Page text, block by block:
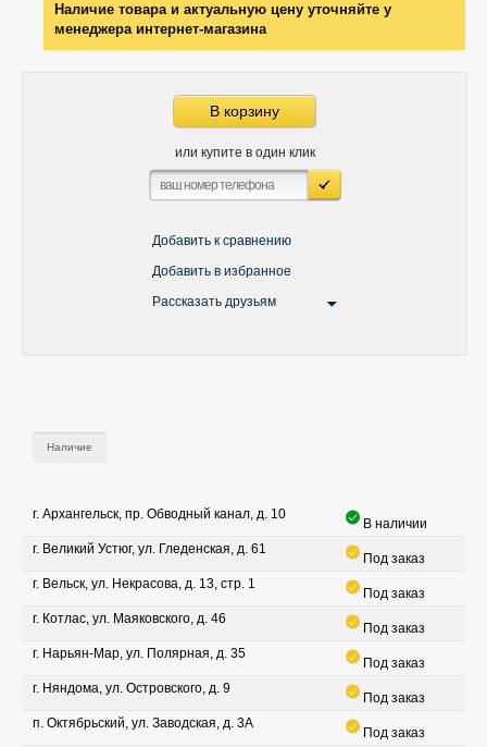
Наличие товара и актуальную цену уточняйте у
менеджера интернет-магазина
В корзину
или купите в один клик
Добавить к сравнению
Добавить в избранное
Рассказать друзьям
Наличие
г. Архангельск, пр. Обводный канал, д. 10
В наличии
г. Великий Устюг, ул. Гледенская, д. 61
Под заказ
г. Вельск, ул. Некрасова, д. 13, стр. 1
Под заказ
г. Котлас, ул. Маяковского, д. 46
Под заказ
г. Нарьян-Мар, ул. Полярная, д. 35
Под заказ
г. Няндома, ул. Островского, д. 9
Под заказ
п. Октябрьский, ул. Заводская, д. 3А
Под заказ